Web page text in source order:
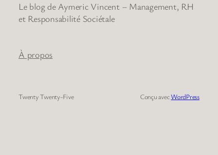
Le blog de Aymeric Vincent – Management, RH
et Responsabilité Sociétale
À propos
Twenty Twenty-Five Conçu avecWordPress